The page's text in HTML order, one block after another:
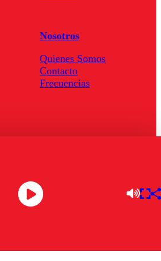
Nosotros
Quienes Somos
Contacto
Frecuencias
la APP